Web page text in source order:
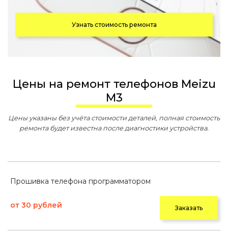
Узнать стоимость ремонта
Цены на ремонт телефонов Meizu
M3
Цены указаны без учёта стоимости деталей, полная стоимость
ремонта будет известна после диагностики устройства.
Прошивка телефона программатором
от 30 рублей Заказать